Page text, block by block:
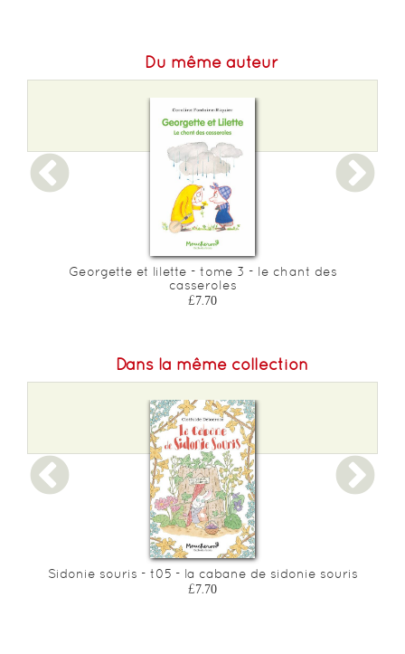
Du même auteur
Georgette et lilette - tome 3 - le chant des
casseroles
£7.70
Dans la même collection
Sidonie souris - t05 - la cabane de sidonie souris
£7.70